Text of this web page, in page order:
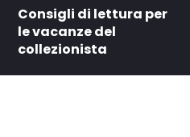
Consigli di lettura per
le vacanze del
collezionista